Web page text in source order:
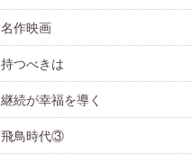
名作映画
持つべきは
継続が幸福を導く
飛鳥時代③